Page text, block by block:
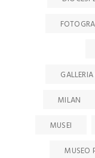
MILAN
MUSEI
MUSEO